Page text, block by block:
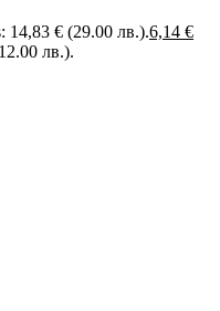
14,83 € (29.00 лв.).6,14 €
лв.).